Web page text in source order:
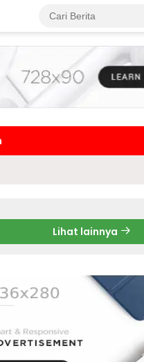
Lihat lainnya